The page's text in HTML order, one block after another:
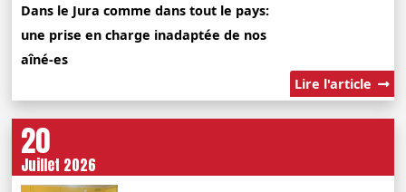
Dans le Jura comme dans tout le pays:
une prise en charge inadaptée de nos
aîné-es
Lire l'article
20
Juillet 2026